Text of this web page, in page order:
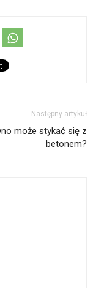
Następny artykuł
może stykać się z
betonem?